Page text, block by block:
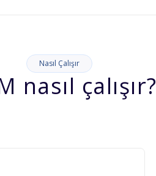
Nasıl Çalışır
nasıl çalışır?